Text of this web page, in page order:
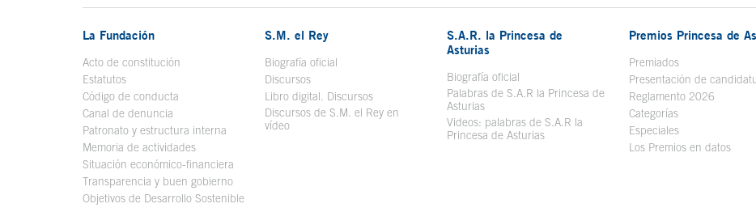
La Fundación
Acto de constitución
Estatutos
Código de conducta
Canal de denuncia
Patronato y estructura interna
Memoria de actividades
Situación económico-financiera
Transparencia y buen gobierno
Objetivos de Desarrollo Sostenible
S.M. el Rey
Biografía oficial
Discursos
Libro digital. DiscursosSe abre en ventana nueva
Discursos de S.M. el Rey en
vídeoSe abre en ventana nueva
S.A.R. la Princesa de
Asturias
Biografía oficial Se abre en ventana nueva
Palabras de S.A.R la Princesa de
Asturias
Videos: palabras de S.A.R la
Princesa de Asturias
Premios Princesa de
Premiados
Presentación de
Reglamento 2026
Categorías
Especiales
Los Premios en datos